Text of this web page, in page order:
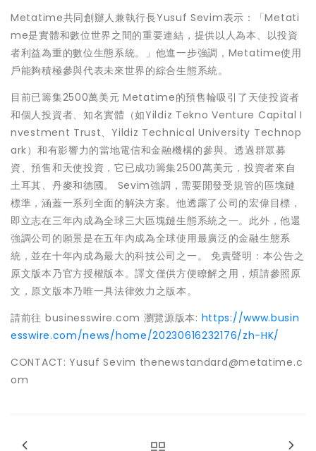
Metatime共同創辦人兼執行長Yusuf Sevim表示：「Metati
me是實體和數位世界之間的重要連結，提供以人為本、以投資
者利益為重的數位生態系統。」他進一步強調，Metatime使用
戶能夠積極參與代表未來世界的綜合生態系統。
目前已籌集2500萬美元 Metatime的預售輪吸引了天使投資者
和個人投資者、知名實體（如Yildiz Tekno Venture Capital I
nvestment Trust、Yildiz Technical University Technop
ark）和有影響力的當地電信和金融機構的參與。透過群眾募
資、預售和天使投資，它已成功籌集2500萬美元，投資者來自
土耳其、丹麥和德國。 Sevim強調，需要開發受規管的區塊鏈
標準，涵蓋一系列全面的解決方案。他透露了公司的宏偉目標，
即立志在三年內成為全球三大區塊鏈生態系統之一。此外，他還
強調公司的願景是在五年內成為全球使用最廣泛的金融生態系
統，並在十年內成為最大的科技公司之一。 免責聲明：本公告之
原文版本乃官方授權版本。譯文僅供方便瞭解之用，煩請參照原
文，原文版本乃唯一具法律效力之版本。
請前往 businesswire.com 瀏覽源版本: https://www.busin
esswire.com/news/home/20230616232176/zh-HK/
CONTACT: Yusuf Sevim thenewstandard@metatime.c
om